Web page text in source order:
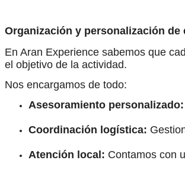
Organización y personalización de
En Aran Experience sabemos que
el objetivo de la actividad.
Nos encargamos de todo:
Asesoramiento personalizado:
Coordinación logística:
Atención local: Contamos con